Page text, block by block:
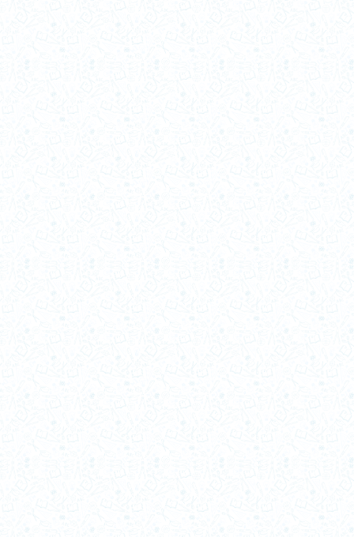
2007-a
2006-b
2006-a
2005-b
2005-a
2004-b
2004-a
2003-b
2003-a
2001-a